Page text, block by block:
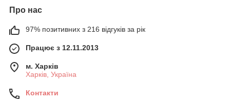
Про нас
97% позитивних з 216 відгуків за рік
Працює з 12.11.2013
м. Харків
Харків, Україна
Контакти